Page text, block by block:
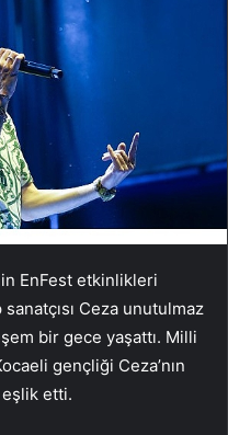
EnFest etkinlikleri
Ceza unutulmaz
bir gece yaşattı. Milli
gençliği Ceza’nın
eşlik etti.